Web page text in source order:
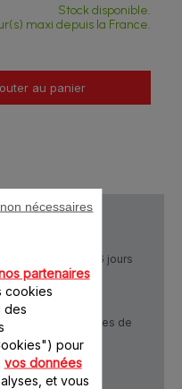
Stock disponible.
maxi depuis la France.
au panier
Livraison sous 5 à 6 jours
Conditions générales de
partenaires
cookies
des
pour
vos données
et vous
nécessaires